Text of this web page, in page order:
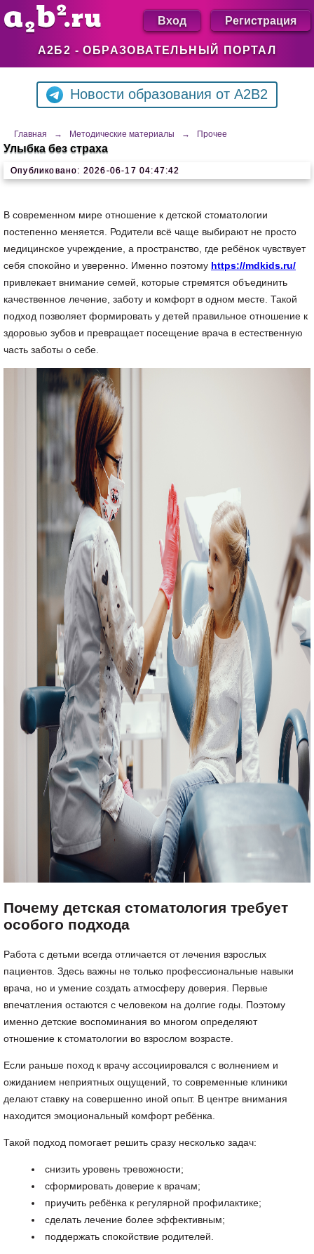
А2Б2 - ОБРАЗОВАТЕЛЬНЫЙ ПОРТАЛ
Вход Регистрация
Новости образования от A2B2
Главная → Методические материалы → Прочее
Улыбка без страха
Опубликовано: 2026-06-17 04:47:42
В современном мире отношение к детской стоматологии
постепенно меняется. Родители всё чаще выбирают не просто
медицинское учреждение, а пространство, где ребёнок чувствует
себя спокойно и уверенно. Именно поэтому https://mdkids.ru/
привлекает внимание семей, которые стремятся объединить
качественное лечение, заботу и комфорт в одном месте. Такой
подход позволяет формировать у детей правильное отношение к
здоровью зубов и превращает посещение врача в естественную
часть заботы о себе.
Почему детская стоматология требует
особого подхода
Работа с детьми всегда отличается от лечения взрослых
пациентов. Здесь важны не только профессиональные навыки
врача, но и умение создать атмосферу доверия. Первые
впечатления остаются с человеком на долгие годы. Поэтому
именно детские воспоминания во многом определяют
отношение к стоматологии во взрослом возрасте.
Если раньше поход к врачу ассоциировался с волнением и
ожиданием неприятных ощущений, то современные клиники
делают ставку на совершенно иной опыт. В центре внимания
находится эмоциональный комфорт ребёнка.
Такой подход помогает решить сразу несколько задач:
снизить уровень тревожности;
сформировать доверие к врачам;
приучить ребёнка к регулярной профилактике;
сделать лечение более эффективным;
поддержать спокойствие родителей.